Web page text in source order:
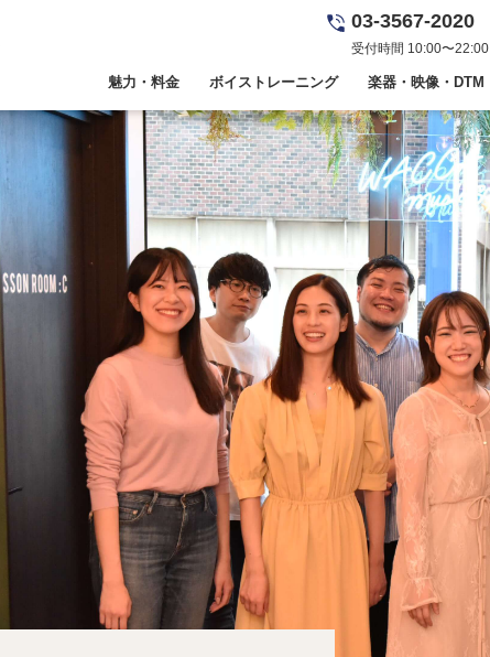
03-3567-2020
受付時間 10:00〜22:00
魅力・料金 ボイストレーニング 楽器・映像・DTM